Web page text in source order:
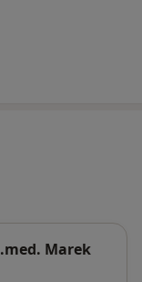
Marek